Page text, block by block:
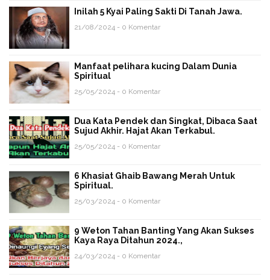
Inilah 5 Kyai Paling Sakti Di Tanah Jawa.
21/08/2024 - 0 Komentar
Manfaat pelihara kucing Dalam Dunia
Spiritual
25/05/2024 - 0 Komentar
Dua Kata Pendek dan Singkat, Dibaca Saat
Sujud Akhir. Hajat Akan Terkabul.
25/05/2024 - 0 Komentar
6 Khasiat Ghaib Bawang Merah Untuk
Spiritual.
25/03/2024 - 0 Komentar
9 Weton Tahan Banting Yang Akan Sukses
Kaya Raya Ditahun 2024.,
24/03/2024 - 0 Komentar